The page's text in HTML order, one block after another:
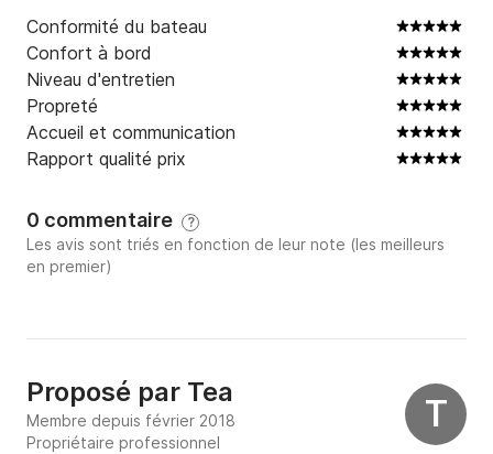
Conformité du bateau
Confort à bord
Niveau d'entretien
Propreté
Accueil et communication
Rapport qualité prix
0 commentaire ?
Les avis sont triés en fonction de leur note (les meilleurs
en premier)
T
Proposé par Tea
Membre depuis février 2018
Propriétaire professionnel